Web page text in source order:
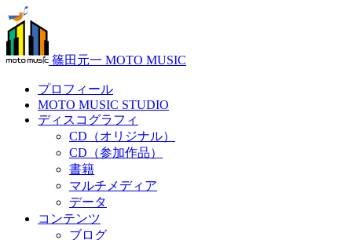
篠田元一 MOTO MUSIC
プロフィール
MOTO MUSIC STUDIO
ディスコグラフィ
CD（オリジナル）
CD（参加作品）
書籍
マルチメディア
データ
コンテンツ
ブログ